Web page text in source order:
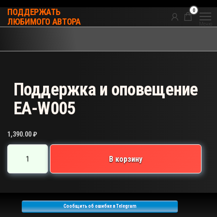
ПОДДЕРЖАТЬ
ЛЮБИМОГО АВТОРА
0
Меню
Поддержка и оповещение
EA-W005
1,390.00₽
Количество
товара
Поддержка
оповещение
В корзину
Сообщить об ошибке в Telegram